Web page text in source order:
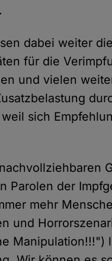
dabei weiter die
für die
und vielen
sich
Parolen der
mehr
und
Manipulation!!!")